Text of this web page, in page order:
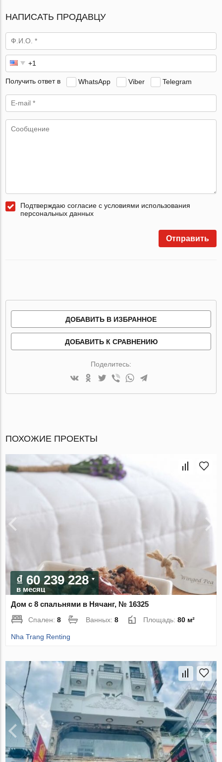
НАПИСАТЬ ПРОДАВЦУ
Получить ответ в WhatsApp Viber Telegram
Подтверждаю согласие с условиями использования
персональных данных
Отправить
ДОБАВИТЬ В ИЗБРАННОЕ
ДОБАВИТЬ К СРАВНЕНИЮ
Поделитесь:
ПОХОЖИЕ ПРОЕКТЫ
₫ 60 239 228
в месяц
Дом с 8 спальнями в Нячанг, № 16325
Спален:8 Ванных:8 Площадь:80 м²
Nha Trang Renting